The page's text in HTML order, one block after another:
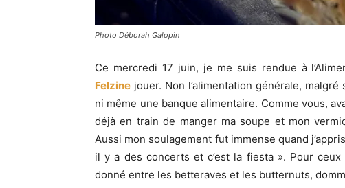
Photo Déborah Galopin
Ce mercredi 17 juin, je me suis rendue à
Felzine jouer. Non l’alimentation générale, malgré
ni même une banque alimentaire. Comme vous,
déjà en train de manger ma soupe et mon
Aussi mon soulagement fut immense quand
il y a des concerts et c’est la fiesta ». Pour
donné entre les betteraves et les butternuts,